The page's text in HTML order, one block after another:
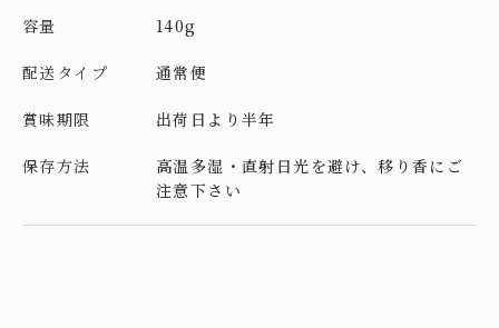
容量 140g
配送タイプ 通常便
賞味期限 出荷日より半年
保存方法
高温多湿・直射日光を避け、移り香にご
注意下さい